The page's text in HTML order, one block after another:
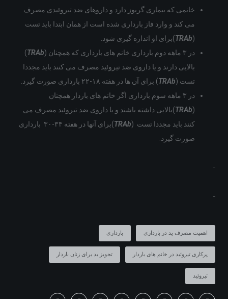
خانمی که بیماری گریوز دارد و داروهای ضد تیروئیدی مصرف
می کند و وارد فاز بارداری شده است از همان ابتدا باید تست
(
TRAb)برای او اندازه گیری شود.
در ۳ ماهه دوم بارداری خانم های بارداری که همچنان (
TRAb
)
بالایی دارند و یا داروی ضد تیروئید مصرف می کنند باید مجددا
تست (TRAb) برای آن ها در هفته ۱۸-۲۲ بارداری صورت گیرد.
در ۳ ماهه سوم بارداری اگر خانم های باردار همچنان
(
TRAb)بالایی داشته باشند و یا داروی ضد تیروئید مصرف می
کنند باید مجددا تست (TRAb
)برای آنها در هفته ۳۴-۳۰ بارداری
صورت گیرد.
اهمیت مصرف ید در بارداری بارداری
پرکاری تیروئید در خانم های باردار تجویز ید برای زنان باردار
تیروئید